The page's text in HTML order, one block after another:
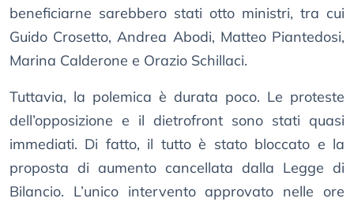
beneficiarne sarebbero stati otto ministri, tra cui
Guido Crosetto, Andrea Abodi, Matteo Piantedosi,
Marina Calderone e Orazio Schillaci.
Tuttavia, la polemica è durata poco. Le proteste
dell’opposizione e il dietrofront sono stati quasi
immediati. Di fatto, il tutto è stato bloccato e la
proposta di aumento cancellata dalla Legge di
Bilancio. L’unico intervento approvato nelle ore